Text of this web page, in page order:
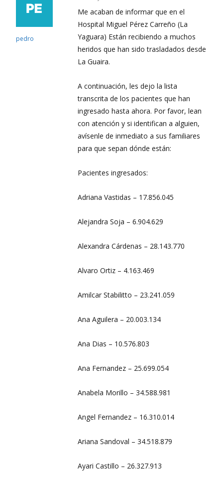
pedro
Me acaban de informar que en el
Hospital Miguel Pérez Carreño (La
Yaguara) Están recibiendo a muchos
heridos que han sido trasladados desde
La Guaira.
A continuación, les dejo la lista
transcrita de los pacientes que han
ingresado hasta ahora. Por favor, lean
con atención y si identifican a alguien,
avísenle de inmediato a sus familiares
para que sepan dónde están:
Pacientes ingresados:
Adriana Vastidas – 17.856.045
Alejandra Soja – 6.904.629
Alexandra Cárdenas – 28.143.770
Alvaro Ortiz – 4.163.469
Amilcar Stabilitto – 23.241.059
Ana Aguilera – 20.003.134
Ana Dias – 10.576.803
Ana Fernandez – 25.699.054
Anabela Morillo – 34.588.981
Angel Fernandez – 16.310.014
Ariana Sandoval – 34.518.879
Ayari Castillo – 26.327.913